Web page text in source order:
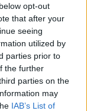
opt-out
that after your
seeing
utilized by
parties prior to
the further
parties on the
may
IAB’s List of
Συμβούλιο/
Προσωπικό &
- Μέλη
Μέλους